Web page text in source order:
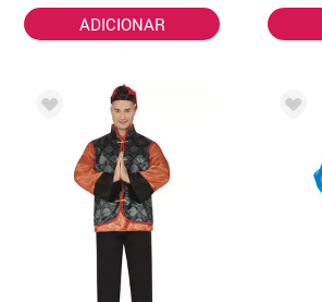
ADICIONAR